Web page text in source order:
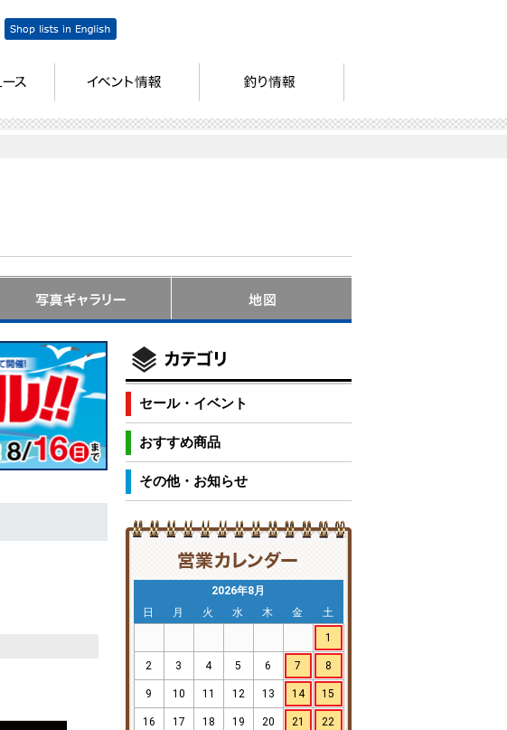
セール・イベント
おすすめ商品
その他・お知らせ
2026年8月
日
月 火 水 木 金
土
1
2 3 4 5 6 7 8
9 10 11 12 13 14 15
16 17 18 19 20 21 22